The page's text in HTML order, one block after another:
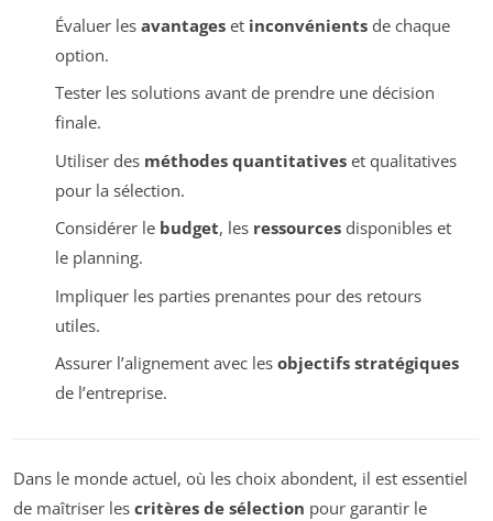
Évaluer les avantageset inconvénientsde chaque
option.
Tester les solutions avant de prendre une décision
finale.
Utiliser des méthodes quantitativeset qualitatives
pour la sélection.
Considérer le budget, les ressourcesdisponibles et
le planning.
Impliquer les parties prenantes pour des retours
utiles.
Assurer l’alignement avec les objectifs stratégiques
de l’entreprise.
Dans le monde actuel, où les choix abondent, il est essentiel
de maîtriser les critères de sélection pour garantir le